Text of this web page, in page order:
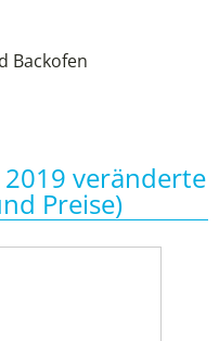
Backofen
veränderte
Preise)